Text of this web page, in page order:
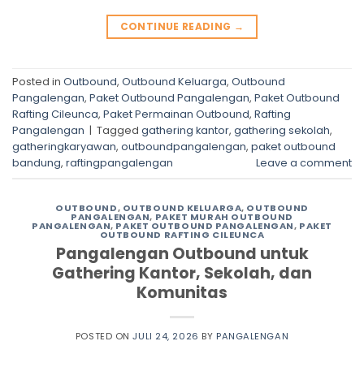
CONTINUE READING →
Posted in Outbound, Outbound Keluarga, Outbound
Pangalengan, Paket Outbound Pangalengan, Paket Outbound
Rafting Cileunca, Paket Permainan Outbound, Rafting
Pangalengan | Tagged gathering kantor, gathering sekolah,
gatheringkaryawan, outboundpangalengan, paket outbound
bandung, raftingpangalengan Leave a comment
OUTBOUND, OUTBOUND KELUARGA, OUTBOUND
PANGALENGAN, PAKET MURAH OUTBOUND
PANGALENGAN, PAKET OUTBOUND PANGALENGAN, PAKET
OUTBOUND RAFTING CILEUNCA
Pangalengan Outbound untuk
Gathering Kantor, Sekolah, dan
Komunitas
POSTED ONJULI 24, 2026 BY PANGALENGAN